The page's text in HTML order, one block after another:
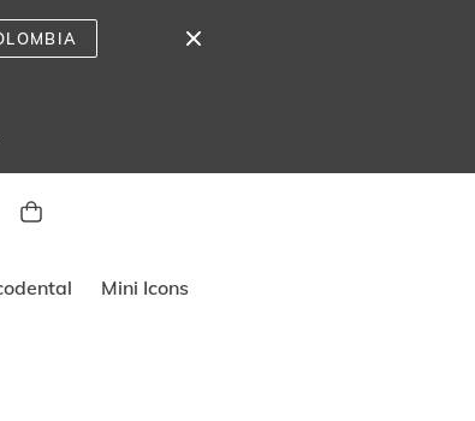
Mini Icons